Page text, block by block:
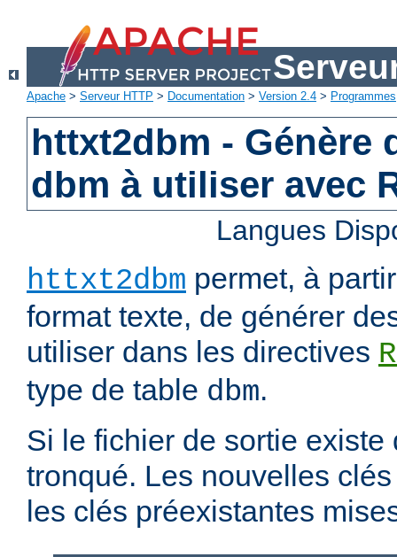
Apache > Serveur HTTP > Documentation > Version 2.4 > Programmes
httxt2dbm - Génère
dbm à utiliser avec
Langues
httxt2dbm permet, à
format texte, de générer
utiliser dans les directives
type de table dbm.
Si le fichier de sortie
tronqué. Les nouvelles
les clés préexistantes